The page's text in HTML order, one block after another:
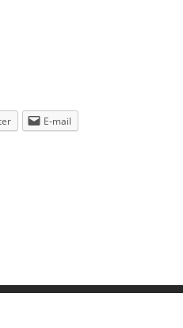
E-mail